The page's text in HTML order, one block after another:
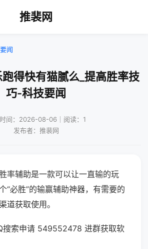
推裴网
闻
得快有猫腻么_提高胜率技
巧-科技要闻
间：2026-08-06｜阅读：1
发布者：推裴网
率辅助是一款可以让一直输的玩
“必胜”的输赢辅助神器，有需要的
道获取使用。
搜索申请 549552478 进群获取软